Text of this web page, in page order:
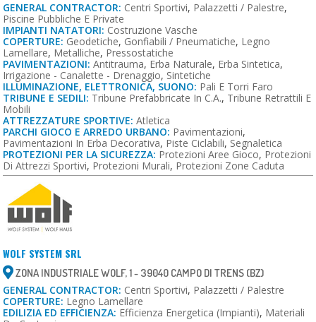
GENERAL CONTRACTOR: Centri Sportivi, Palazzetti / Palestre,
Piscine Pubbliche E Private
IMPIANTI NATATORI: Costruzione Vasche
COPERTURE: Geodetiche, Gonfiabili / Pneumatiche, Legno
Lamellare, Metalliche, Pressostatiche
PAVIMENTAZIONI: Antitrauma, Erba Naturale, Erba Sintetica,
Irrigazione - Canalette - Drenaggio, Sintetiche
ILLUMINAZIONE, ELETTRONICA, SUONO: Pali E Torri Faro
TRIBUNE E SEDILI: Tribune Prefabbricate In C.a., Tribune Retrattili E
Mobili
ATTREZZATURE SPORTIVE: Atletica
PARCHI GIOCO E ARREDO URBANO: Pavimentazioni,
Pavimentazioni In Erba Decorativa, Piste Ciclabili, Segnaletica
PROTEZIONI PER LA SICUREZZA: Protezioni Aree Gioco, Protezioni
Di Attrezzi Sportivi, Protezioni Murali, Protezioni Zone Caduta
WOLF SYSTEM SRL
ZONA INDUSTRIALE WOLF, 1 - 39040 CAMPO DI TRENS (BZ)
GENERAL CONTRACTOR: Centri Sportivi, Palazzetti / Palestre
COPERTURE: Legno Lamellare
EDILIZIA ED EFFICIENZA: Efficienza Energetica (impianti), Materiali